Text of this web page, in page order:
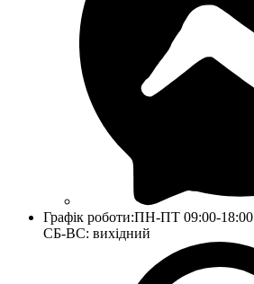
Графік роботи:ПН-ПТ 09:00-18:00
СБ-ВС: вихідний